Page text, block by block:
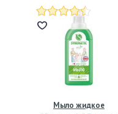
Мыло жидкое